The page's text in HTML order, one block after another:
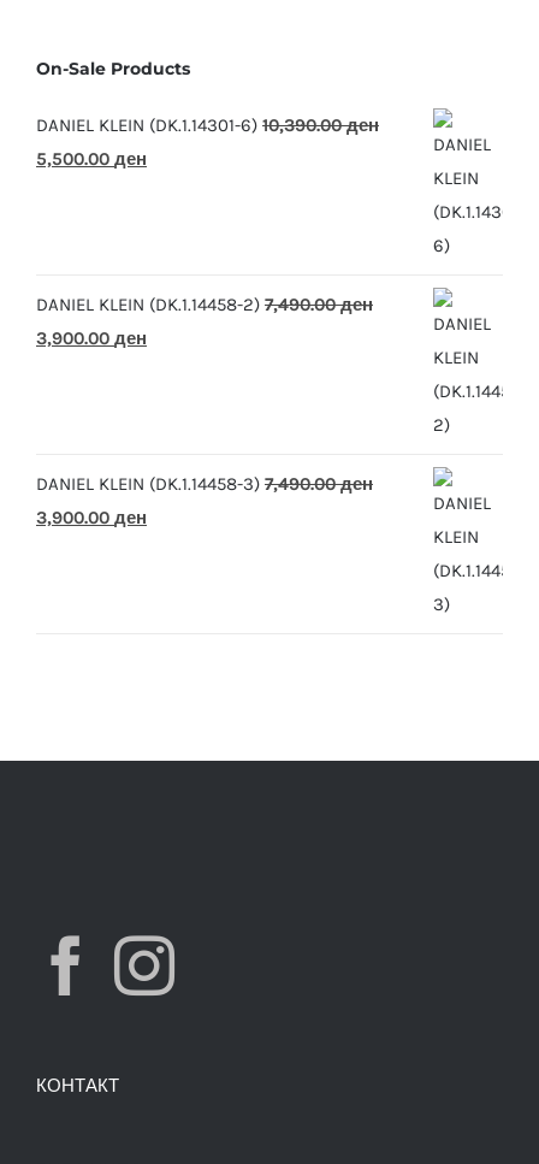
On-Sale Products
DANIEL KLEIN (DK.1.14301-6) 10,390.00ден
Original
5,500.00 ден
DANIEL KLEIN (DK.1.14458-2) 7,490.00ден
Original
3,900.00 ден
DANIEL KLEIN (DK.1.14458-3) 7,490.00ден
Original
3,900.00 ден
КОНТАКТ